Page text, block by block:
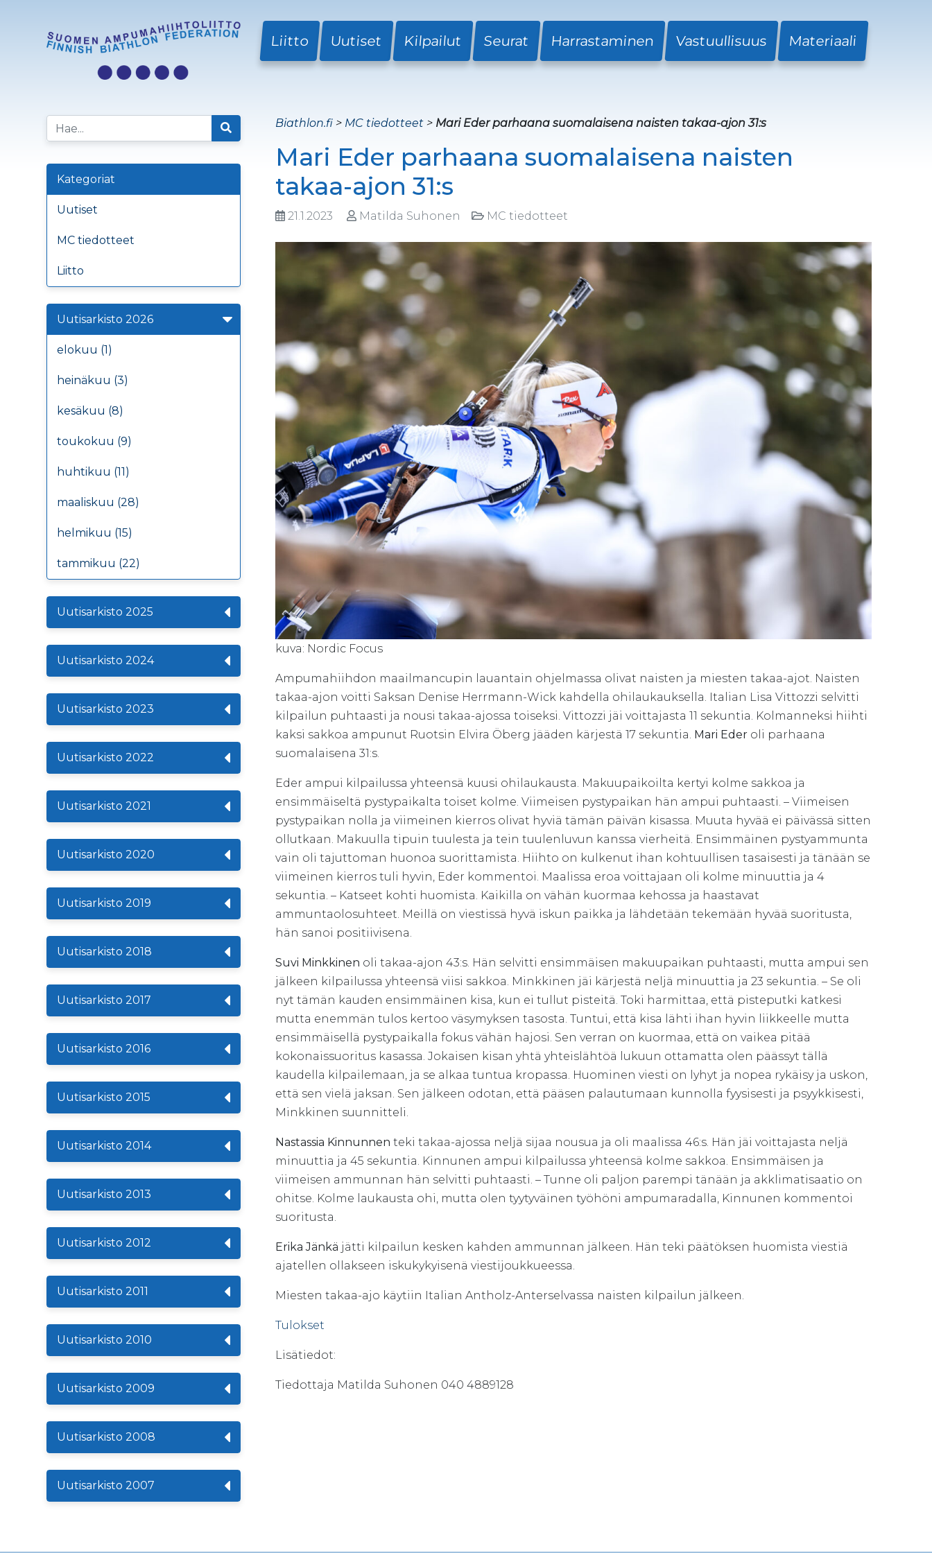
Liitto Uutiset Kilpailut Seurat Harrastaminen Vastuullisuus Materiaali
Kategoriat
Uutiset
MC tiedotteet
Liitto
Uutisarkisto 2026
elokuu (1)
heinäkuu (3)
kesäkuu (8)
toukokuu (9)
huhtikuu (11)
maaliskuu (28)
helmikuu (15)
tammikuu (22)
Uutisarkisto 2025
Uutisarkisto 2024
Uutisarkisto 2023
Uutisarkisto 2022
Uutisarkisto 2021
Uutisarkisto 2020
Uutisarkisto 2019
Uutisarkisto 2018
Uutisarkisto 2017
Uutisarkisto 2016
Uutisarkisto 2015
Uutisarkisto 2014
Uutisarkisto 2013
Uutisarkisto 2012
Uutisarkisto 2011
Uutisarkisto 2010
Uutisarkisto 2009
Uutisarkisto 2008
Uutisarkisto 2007
Biathlon.fi > MC tiedotteet > Mari Eder parhaana suomalaisena naisten takaa-ajon 31:s
Mari Eder parhaana suomalaisena naisten
takaa-ajon 31:s
21.1.2023 Matilda Suhonen MC tiedotteet
kuva: Nordic Focus
Ampumahiihdon maailmancupin lauantain ohjelmassa olivat naisten ja miesten takaa-ajot. Naisten
takaa-ajon voitti Saksan Denise Herrmann-Wick kahdella ohilaukauksella. Italian Lisa Vittozzi selvitti
kilpailun puhtaasti ja nousi takaa-ajossa toiseksi. Vittozzi jäi voittajasta 11 sekuntia. Kolmanneksi hiihti
kaksi sakkoa ampunut Ruotsin Elvira Öberg jääden kärjestä 17 sekuntia. Mari Eder oli parhaana
suomalaisena 31:s.
Eder ampui kilpailussa yhteensä kuusi ohilaukausta. Makuupaikoilta kertyi kolme sakkoa ja
ensimmäiseltä pystypaikalta toiset kolme. Viimeisen pystypaikan hän ampui puhtaasti. – Viimeisen
pystypaikan nolla ja viimeinen kierros olivat hyviä tämän päivän kisassa. Muuta hyvää ei päivässä sitten
ollutkaan. Makuulla tipuin tuulesta ja tein tuulenluvun kanssa vierheitä. Ensimmäinen pystyammunta
vain oli tajuttoman huonoa suorittamista. Hiihto on kulkenut ihan kohtuullisen tasaisesti ja tänään se
viimeinen kierros tuli hyvin, Eder kommentoi. Maalissa eroa voittajaan oli kolme minuuttia ja 4
sekuntia. – Katseet kohti huomista. Kaikilla on vähän kuormaa kehossa ja haastavat
ammuntaolosuhteet. Meillä on viestissä hyvä iskun paikka ja lähdetään tekemään hyvää suoritusta,
hän sanoi positiivisena.
Suvi Minkkinen oli takaa-ajon 43:s. Hän selvitti ensimmäisen makuupaikan puhtaasti, mutta ampui sen
jälkeen kilpailussa yhteensä viisi sakkoa. Minkkinen jäi kärjestä neljä minuuttia ja 23 sekuntia. – Se oli
nyt tämän kauden ensimmäinen kisa, kun ei tullut pisteitä. Toki harmittaa, että pisteputki katkesi
mutta enemmän tulos kertoo väsymyksen tasosta. Tuntui, että kisa lähti ihan hyvin liikkeelle mutta
ensimmäisellä pystypaikalla fokus vähän hajosi. Sen verran on kuormaa, että on vaikea pitää
kokonaissuoritus kasassa. Jokaisen kisan yhtä yhteislähtöä lukuun ottamatta olen päässyt tällä
kaudella kilpailemaan, ja se alkaa tuntua kropassa. Huominen viesti on lyhyt ja nopea rykäisy ja uskon,
että sen vielä jaksan. Sen jälkeen odotan, että pääsen palautumaan kunnolla fyysisesti ja psyykkisesti,
Minkkinen suunnitteli.
Nastassia Kinnunnen teki takaa-ajossa neljä sijaa nousua ja oli maalissa 46:s. Hän jäi voittajasta neljä
minuuttia ja 45 sekuntia. Kinnunen ampui kilpailussa yhteensä kolme sakkoa. Ensimmäisen ja
viimeisen ammunnan hän selvitti puhtaasti. – Tunne oli paljon parempi tänään ja akklimatisaatio on
ohitse. Kolme laukausta ohi, mutta olen tyytyväinen työhöni ampumaradalla, Kinnunen kommentoi
suoritusta.
Erika Jänkä jätti kilpailun kesken kahden ammunnan jälkeen. Hän teki päätöksen huomista viestiä
ajatellen ollakseen iskukykyisenä viestijoukkueessa.
Miesten takaa-ajo käytiin Italian Antholz-Anterselvassa naisten kilpailun jälkeen.
Tulokset
Lisätiedot:
Tiedottaja Matilda Suhonen 040 4889128